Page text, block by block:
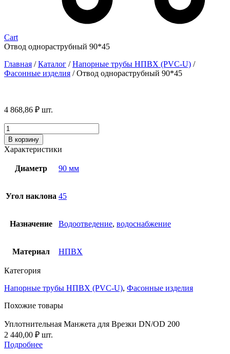
Cart
Отвод однораструбный 90*45
Главная /Каталог /Напорные трубы НПВХ (PVC-U) /
Фасонные изделия /Отвод однораструбный 90*45
4 868,86 ₽ шт.
Количество
товара
Отвод
однораструбный
90*45
В корзину
Характеристики
Диаметр 90 мм
Угол наклона 45
Назначение Водоотведение, водоснабжение
Материал НПВХ
Категория
Напорные трубы НПВХ (PVC-U), Фасонные изделия
Похожие товары
Уплотнительная Манжета для Врезки DN/OD 200
2 440,00 ₽ шт.
Подробнее